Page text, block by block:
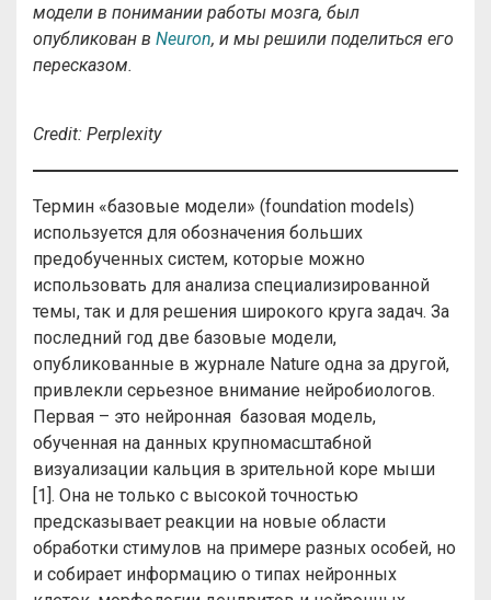
модели в понимании работы мозга, был
опубликован в Neuron, и мы решили поделиться его
пересказом.
Credit: Perplexity
Термин «базовые модели» (foundation models)
используется для обозначения больших
предобученных систем, которые можно
использовать для анализа специализированной
темы, так и для решения широкого круга задач. За
последний год две базовые модели,
опубликованные в журнале Nature одна за другой,
привлекли серьезное внимание нейробиологов.
Первая – это нейронная базовая модель,
обученная на данных крупномасштабной
визуализации кальция в зрительной коре мыши
[1]. Она не только с высокой точностью
предсказывает реакции на новые области
обработки стимулов на примере разных особей, но
и собирает информацию о типах нейронных